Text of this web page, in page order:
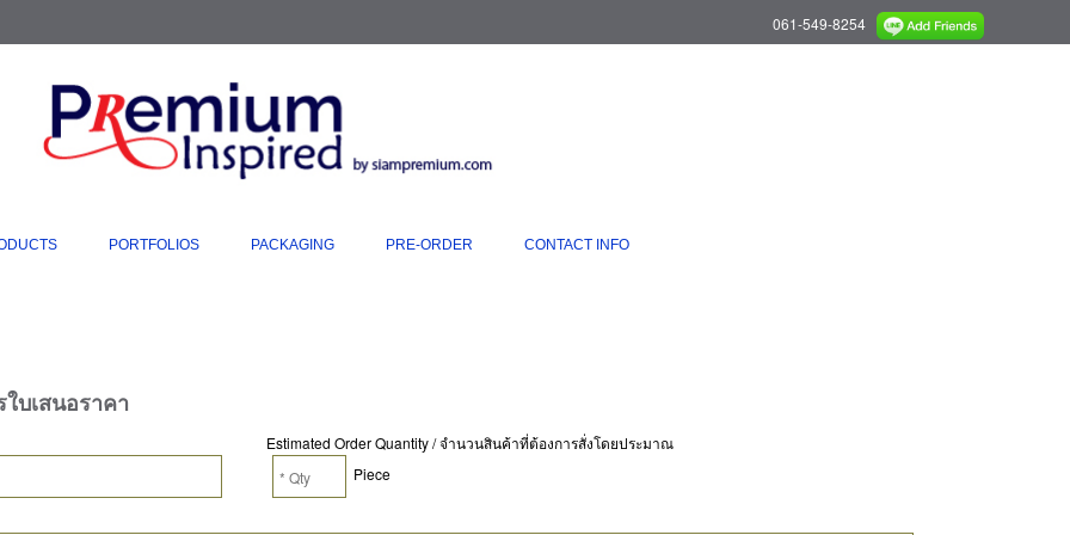
061-549-8254
PORTFOLIOS PACKAGING PRE-ORDER CONTACT INFO
บเสนอราคา
Estimated Order Quantity / จำนวนสินค้าที่ต้องการสั่งโดยประมาณ
Piece